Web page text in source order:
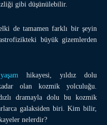
gibi düşünülebilir.
de tamamen farklı bir şeyin
büyük gizemlerden
yaşam hikayesi, yıldız dolu
olan kozmik yolculuğu.
dramayla dolu bu kozmik
galaksiden biri. Kim bilir,
nelerdir?